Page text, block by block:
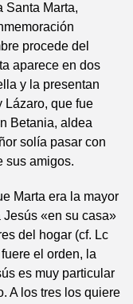
Santa Marta,
procede del
aparece en dos
y la presentan
Lázaro, que fue
Betania, aldea
solía pasar con
sus amigos.
Marta era la mayor
«en su casa»
del hogar (cf. Lc
el orden, la
es muy particular
A los tres los quiere